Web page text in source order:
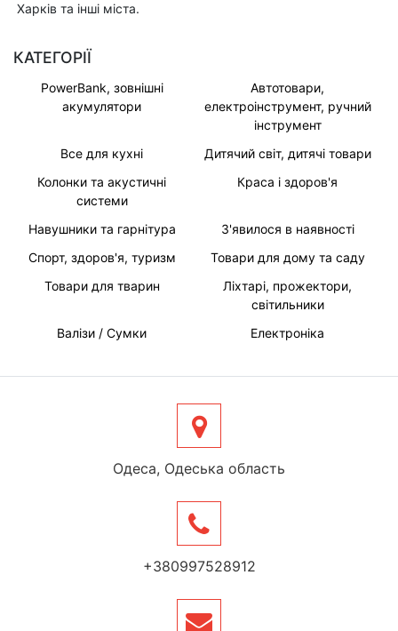
Харків та інші міста.
КАТЕГОРІЇ
PowerBank, зовнішні
акумулятори
Автотовари,
електроінструмент, ручний
інструмент
Все для кухні
Дитячий світ, дитячі товари
Колонки та акустичні
системи
Краса і здоров'я
Навушники та гарнітура
З'явилося в наявності
Спорт, здоров'я, туризм
Товари для дому та саду
Товари для тварин
Ліхтарі, прожектори,
світильники
Валізи / Сумки
Електроніка
Одеса, Одеська область
+380997528912